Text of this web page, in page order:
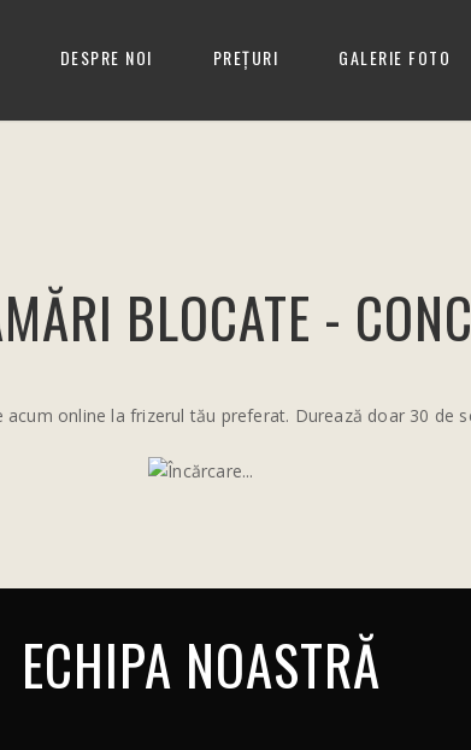
DESPRE NOI PREȚURI GALERIE FOTO
BLOCATE -
acum online la frizerul tău preferat. Durează doar 30 de
ECHIPA NOASTRĂ